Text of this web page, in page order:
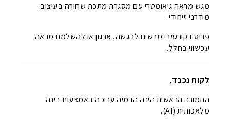
מגש מראה גיאומטרי עם מסגרת מתכת שחורה בעיצוב
מודרני וייחודי.
פריט דקורטיבי מרשים להגשה, ארגון או להשלמת מראה
עכשווי בחלל.
לקוח נכבד,
התמונה הראשית הינה הדמיה ערוכה באמצעות בינה
מלאכותית (AI).